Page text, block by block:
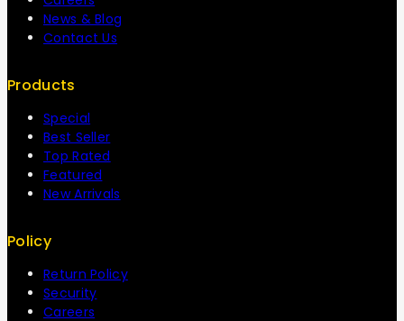
News & Blog
Contact Us
Products
Special
Best Seller
Top Rated
Featured
New Arrivals
Policy
Return Policy
Security
Careers